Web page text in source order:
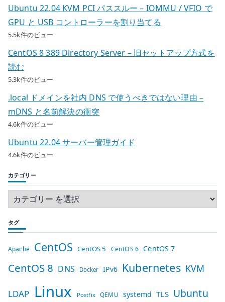
Ubuntu 22.04 KVM PCI パススルー – IOMMU / VFIO で
GPU と USB コントローラーを割り当てる
5.5k件のビュー
CentOS 8 389 Directory Server – 旧セットアップ方式を
読む
5.3k件のビュー
.local ドメインを社内 DNS で使うべきではない理由 –
mDNS と名前解決の衝突
4.6k件のビュー
Ubuntu 22.04 サーバー管理ガイド
4.6k件のビュー
カテゴリー
タグ
Apache CentOS CentOS 5 CentOS 6 CentOS 7
CentOS 8 DNS Docker IPv6 Kubernetes KVM
LDAP Linux Postfix QEMU systemd TLS Ubuntu